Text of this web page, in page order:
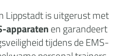
Lippstadt is uitgerust met
apparatenen garandeert
tijdens de EMS-